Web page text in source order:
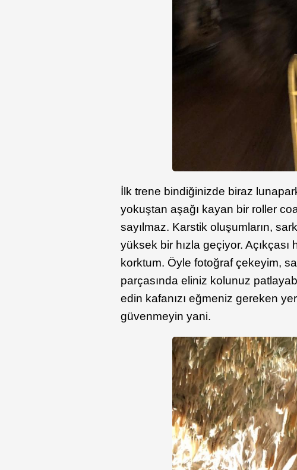
İlk trene bindiğinizde biraz
yokuştan aşağı kayan bir roller
sayılmaz. Karstik oluşumların,
yüksek bir hızla geçiyor.
korktum. Öyle fotoğraf çekeyim,
parçasında eliniz kolunuz
edin kafanızı eğmeniz gereken
güvenmeyin yani.